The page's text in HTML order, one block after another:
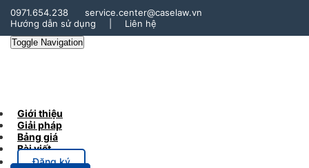
0971.654.238
service.center@caselaw.vn
Hướng dẫn sử dụng
Liên hệ
Toggle Navigation
Giới thiệu
Giải pháp
Bảng giá
Bài viết
Đăng ký